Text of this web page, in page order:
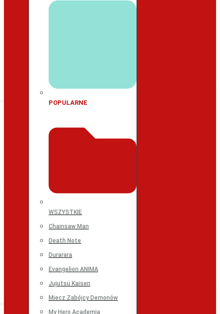
POPULARNE
WSZYSTKIE
Chainsaw Man
Death Note
Durarara
Evangelion ANIMA
Jujutsu Kaisen
Miecz Zabójcy Demonów
My Hero Academia